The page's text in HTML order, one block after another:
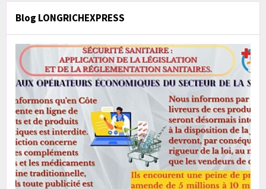
Blog LONGRICHEXPRESS